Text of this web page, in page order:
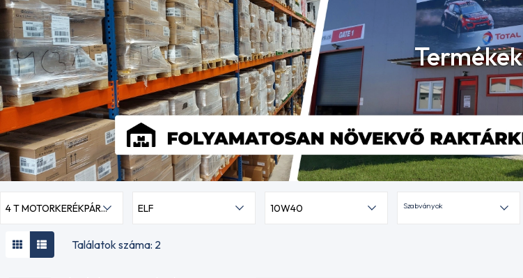
Termékek
4 T MOTORKERÉKPÁR OLAJOKELF 10W40 Szabványok
Találatok száma: 2